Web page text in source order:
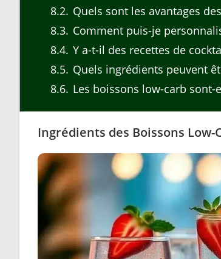
8.2 Quels sont les avantages
8.3 Comment puis-je
8.4 Y a-t-il des recettes de
8.5 Quels ingrédients peuvent
8.6 Les boissons low-carb
Ingrédients des Boissons Low-